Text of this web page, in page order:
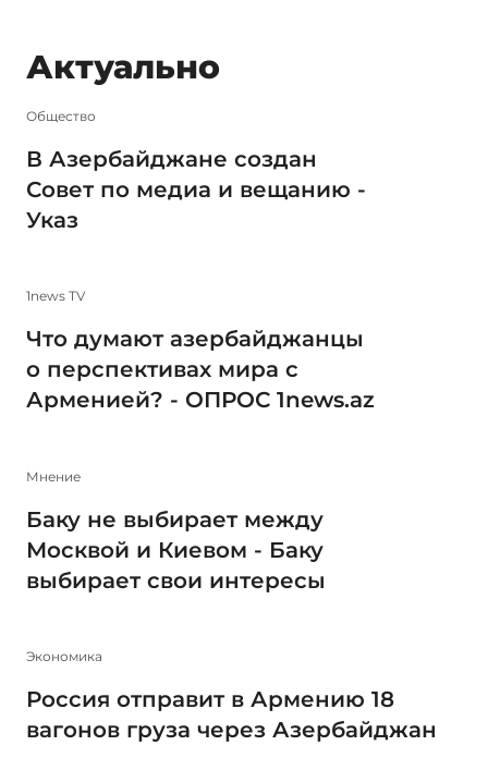
Актуально
Общество
В Азербайджане создан
Совет по медиа и вещанию -
Указ
1news TV
Что думают азербайджанцы
о перспективах мира с
Арменией? - ОПРОС 1news.az
Мнение
Баку не выбирает между
Москвой и Киевом - Баку
выбирает свои интересы
Экономика
Россия отправит в Армению 18
вагонов груза через Азербайджан